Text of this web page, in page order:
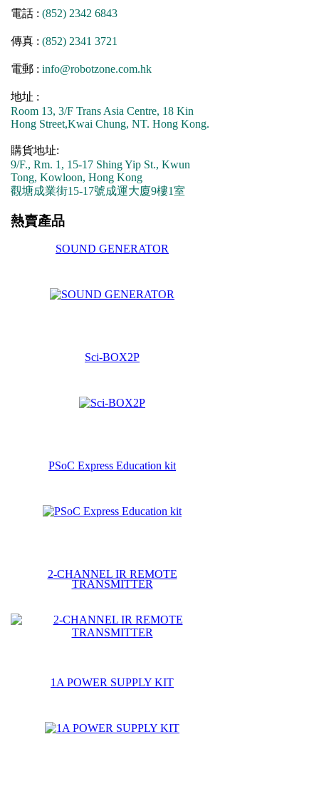
電話 : (852) 2342 6843
傳真 : (852) 2341 3721
電郵 : info@robotzone.com.hk
地址 :
Room 13, 3/F Trans Asia Centre, 18 Kin
Hong Street,Kwai Chung, NT. Hong Kong.
購貨地址:
9/F., Rm. 1, 15-17 Shing Yip St., Kwun
Tong, Kowloon, Hong Kong
觀塘成業街15-17號成運大廈9樓1室
熱賣產品
SOUND GENERATOR
Sci-BOX2P
PSoC Express Education kit
2-CHANNEL IR REMOTE
TRANSMITTER
1A POWER SUPPLY KIT